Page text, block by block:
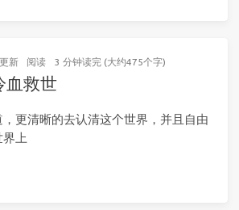
新 阅读 3 分钟读完 (大约475个字)
血救世
更清晰的去认清这个世界，并且自由
上